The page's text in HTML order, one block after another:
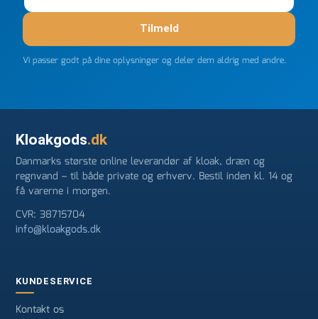
Tilmeld
Vi passer godt på dine oplysninger og deler dem aldrig med andre.
Kloakgods.dk
Danmarks største online leverandør af kloak, dræn og
regnvand – til både private og erhverv. Bestil inden kl. 14 og
få varerne i morgen.
CVR: 38715704
info@kloakgods.dk
KUNDESERVICE
Kontakt os